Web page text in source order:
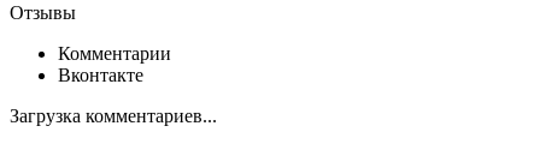
Отзывы
Комментарии
Вконтакте
Загрузка комментариев...